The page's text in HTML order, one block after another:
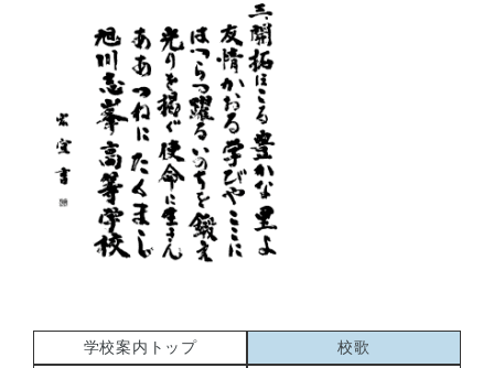
学校案内トップ
校歌